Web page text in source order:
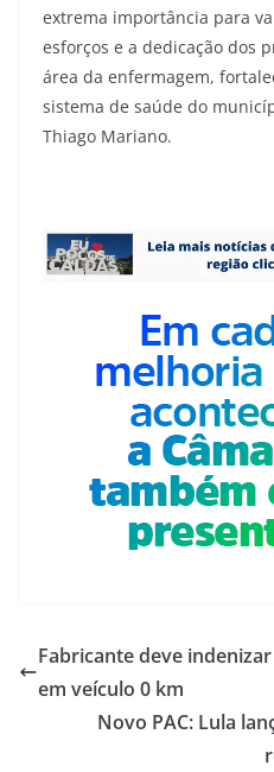
extrema importância para
esforços e a dedicação dos
área da enfermagem,
sistema de saúde do
Thiago Mariano.
Fabricante deve
em veículo 0 km
Novo PAC: Lula